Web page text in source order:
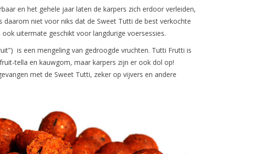
en het gehele jaar laten de karpers zich erdoor verleiden,
daarom niet voor niks dat de Sweet Tutti de best verkochte
uitermate geschikt voor langdurige voersessies.
is een mengeling van gedroogde vruchten. Tutti Frutti is
tella en kauwgom, maar karpers zijn er ook dol op!
met de Sweet Tutti, zeker op vijvers en andere